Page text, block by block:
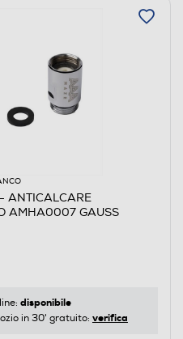
ANTICALCARE
AMHA0007 GAUSS
disponibile
in 30' gratuito: verifica